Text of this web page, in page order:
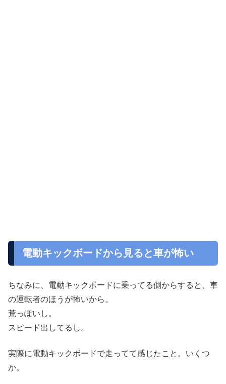
電動キックボードから見ると車が怖い
ちなみに、電動キックボードに乗ってる側からすると、車
の運転者のほうが怖いから。
荒っぽいし。
スピード出してるし。
実際に電動キックボードで走ってて感じたこと。いくつ
か。